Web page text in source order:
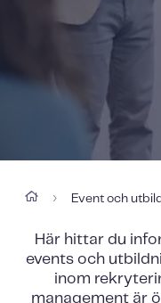
› Event och
Här hittar du
events och
inom
management är